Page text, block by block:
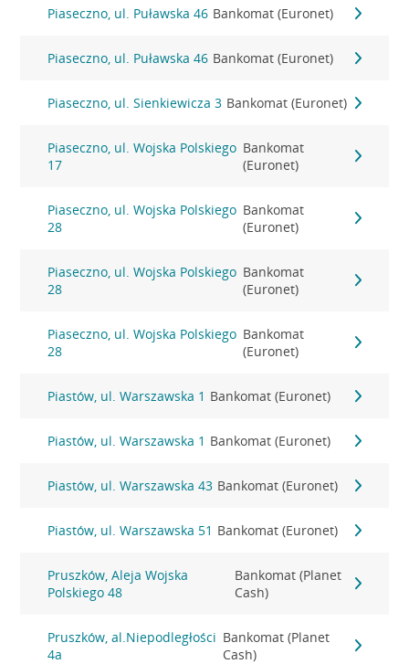
Piaseczno, ul. Puławska 46 Bankomat (Euronet)
Piaseczno, ul. Puławska 46 Bankomat (Euronet)
Piaseczno, ul. Sienkiewicza 3 Bankomat (Euronet)
Piaseczno, ul. Wojska Polskiego
17
Bankomat
(Euronet)
Piaseczno, ul. Wojska Polskiego
28
Bankomat
(Euronet)
Piaseczno, ul. Wojska Polskiego
28
Bankomat
(Euronet)
Piaseczno, ul. Wojska Polskiego
28
Bankomat
(Euronet)
Piastów, ul. Warszawska 1 Bankomat (Euronet)
Piastów, ul. Warszawska 1 Bankomat (Euronet)
Piastów, ul. Warszawska 43 Bankomat (Euronet)
Piastów, ul. Warszawska 51 Bankomat (Euronet)
Pruszków, Aleja Wojska
Polskiego 48
Bankomat (Planet
Cash)
Pruszków, al.Niepodległości
4a
Bankomat (Planet
Cash)